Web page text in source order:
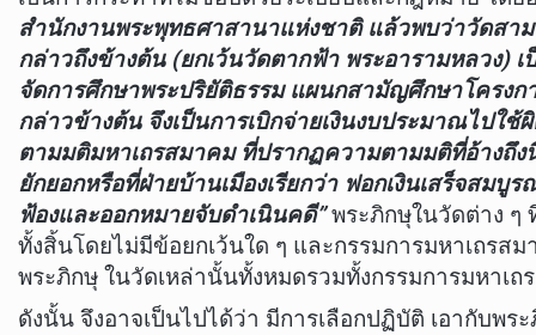
สำนักงานพระพุทธศาสานาแห่งชาติ แล้วพบว่าวัดสา
กล่าวถึงข้างต้น (ยกเว้นวัดตากฟ้า พระอารามหลวง)
จัดการศึกษาพระปริยัติธรรม แผนกสามัญศึกษาโครง
กล่าวข้างต้น จึงเป็นการเบิกจ่ายเงินงบประมาณไปใ
ตามมติมหาเถรสมาคม ที่ปรากฏความตามมติที่อ้างถึ
ยักยอกหรือที่ฝ่ายบ้านเมืองเรียกว่า ฟอกเงินเสร็จสม
ฟ้องและออกหมายจับดำเนินคดี”พระภิกษุในวัดต่าง ๆ
ทั้งสิ้นโดยไม่มีข้อยกเว้นใด ๆ และกรรมการมหาเถรส
พระภิกษุ ในวัดเหล่านั้นทั้งหมดรวมทั้งกรรมการมหาเถ
ดังนั้น จึงอาจเป็นไปได้ว่า มีการเลือกปฏิบัติ เอากับพ